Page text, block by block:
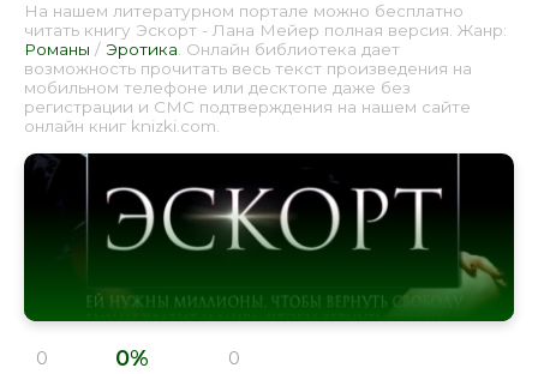
На нашем литературном портале можно бесплатно
читать книгу Эскорт - Лана Мейер полная версия. Жанр:
Романы / Эротика . Онлайн библиотека дает
возможность прочитать весь текст произведения на
мобильном телефоне или десктопе даже без
регистрации и СМС подтверждения на нашем сайте
онлайн книг knizki.com.
0 0% 0